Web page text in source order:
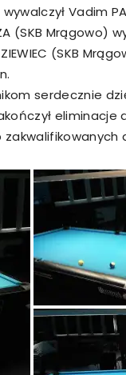
Vadim
(SKB Mrągowo)
(SKB
serdecznie
eliminacje